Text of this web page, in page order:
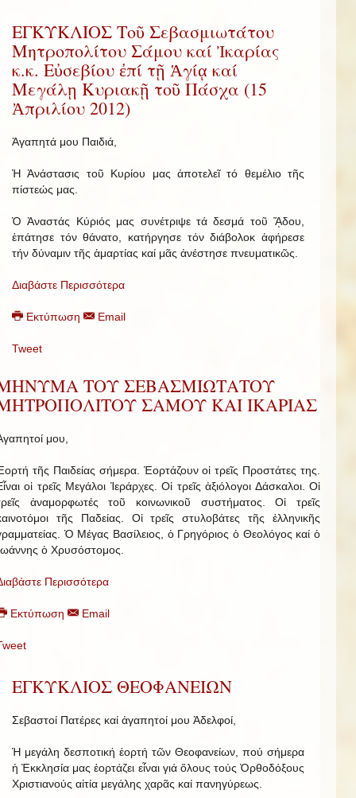
ΕΓΚΥΚΛΙΟΣ Τοῦ Σεβασμιωτάτου
Μητροπολίτου Σάμου καί Ἰκαρίας
κ.κ. Εὐσεβίου ἐπί τῇ Ἁγίᾳ καί
Μεγάλῃ Κυριακῇ τοῦ Πάσχα (15
Ἀπριλίου 2012)
Ἀγαπητά μου Παιδιά,
Ἡ Ἀνάστασις τοῦ Κυρίου μας ἀποτελεῖ τό θεμέλιο τῆς
πίστεώς μας.
Ὁ Ἀναστάς Κύριός μας συνέτριψε τά δεσμά τοῦ ᾍδου,
ἐπάτησε τόν θάνατο, κατήργησε τόν διάβολοκ ἀφήρεσε
τήν δύναμιν τῆς ἁμαρτίας καί μᾶς ἀνέστησε πνευματικῶς.
Διαβάστε Περισσότερα
Εκτύπωση Email
Tweet
ΤΟΥ ΣΕΒΑΣΜΙΩΤΑΤΟΥ
ΣΑΜΟΥ ΚΑΙ ΙΚΑΡΙΑΣ
μου,
τῆς Παιδείας σήμερα. Ἑορτάζουν οἱ τρεῖς Προστάτες της.
οἱ τρεῖς Μεγάλοι Ἱεράρχες. Οἱ τρεῖς ἀξιόλογοι Δάσκαλοι. Οἱ
ἀναμορφωτές τοῦ κοινωνικοῦ συστήματος. Οἱ τρεῖς
τῆς Παδείας. Οἱ τρεῖς στυλοβάτες τῆς ἑλληνικῆς
Ὁ Μέγας Βασίλειος, ὁ Γρηγόριος ὁ Θεολόγος καί ὁ
ὁ Χρυσόστομος.
Περισσότερα
Εκτύπωση Email
ΕΓΚΥΚΛΙΟΣ ΘΕΟΦΑΝΕΙΩΝ
Σεβαστοί Πατέρες καί ἀγαπητοί μου Ἀδελφοί,
Ἡ μεγάλη δεσποτική ἑορτή τῶν Θεοφανείων, πού σήμερα
ἡ Ἐκκλησία μας ἑορτάζει εἶναι γιά ὅλους τούς Ὀρθοδόξους
Χριστιανούς αἰτία μεγάλης χαρᾶς καί πανηγύρεως.